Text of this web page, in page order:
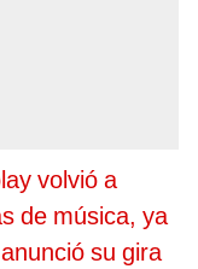
volvió a
de música, ya
su gira